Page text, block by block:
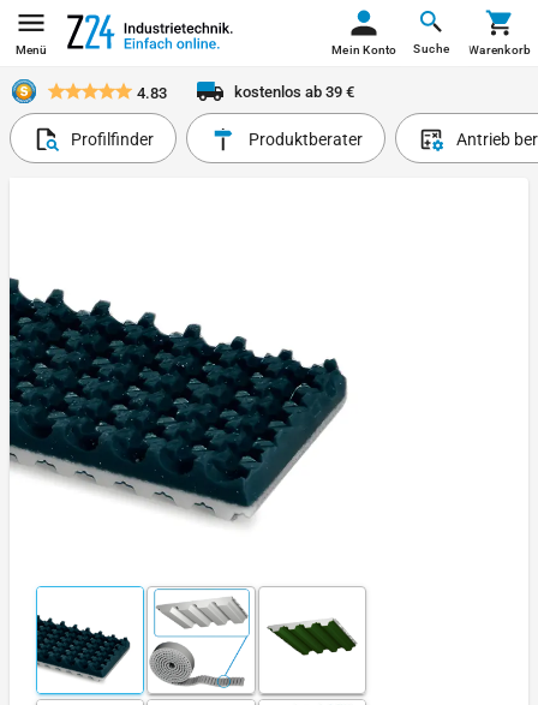
Menü Suche
Mein Konto Warenkorb
4.83 kostenlos ab 39 €
Profilfinder Produktberater Antrieb